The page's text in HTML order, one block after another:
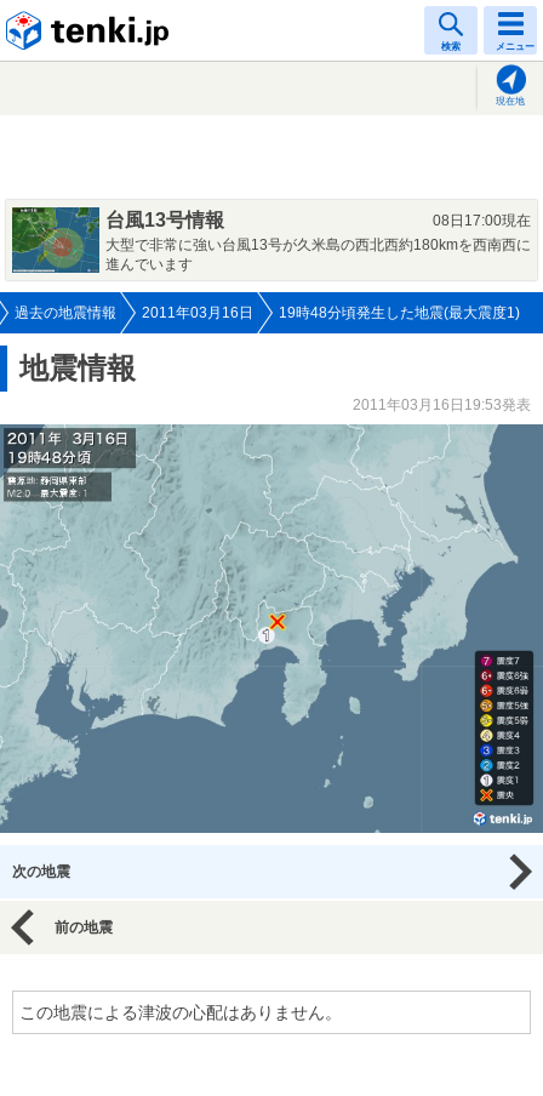
検索 メニュー
現在地
台風13号情報
08日17:00現在
大型で非常に強い台風13号が久米島の西北西約180kmを西南西に
進んでいます
過去の地震情報 2011年03月16日 19時48分頃発生した地震(最大震度1)
地震情報
2011年03月16日19:53発表
次の地震
前の地震
この地震による津波の心配はありません。